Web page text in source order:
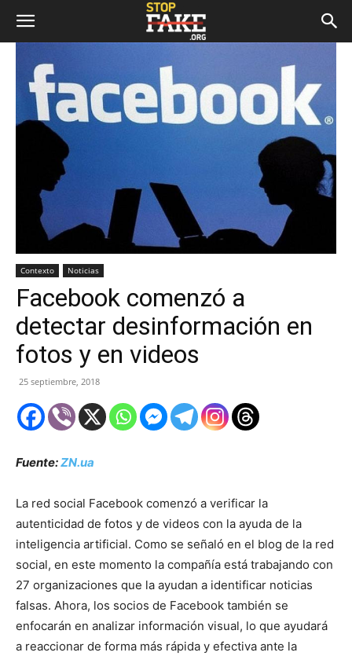
Contexto Noticias
Facebook comenzó a
detectar desinformación en
fotos y en videos
25 septiembre, 2018
Fuente:ZN.ua
La red social Facebook comenzó a verificar la
autenticidad de fotos y de videos con la ayuda de la
inteligencia artificial. Como se señaló en el blog de la red
social, en este momento la compañía está trabajando con
27 organizaciones que la ayudan a identificar noticias
falsas. Ahora, los socios de Facebook también se
enfocarán en analizar información visual, lo que ayudará
a reaccionar de forma más rápida y efectiva ante la